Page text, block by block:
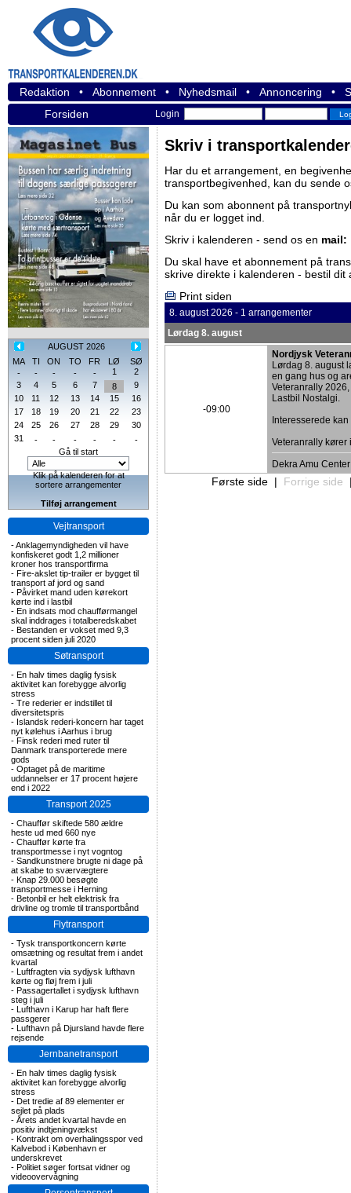
Redaktion • Abonnement • Nyhedsmail • Annoncering •
Forsiden
Login
AUGUST 2026
MA
TI ON TO FR LØ
SØ
-
- - - - 1
2
3
4 5 6 7 8
9
10
11 12 13 14 15
16
17
18 19 20 21 22
23
24
25 26 27 28 29
30
31
- - - - -
-
Gå til start
Klik på kalenderen for at
sortere arrangementer
Tilføj arrangement
Vejtransport
-Anklagemyndigheden vil have
konfiskeret godt 1,2 millioner
kroner hos transportfirma
- Fire-akslet tip-trailer er bygget til
transport af jord og sand
- Påvirket mand uden kørekort
kørte ind i lastbil
- En indsats mod chaufførmangel
skal inddrages i totalberedskabet
- Bestanden er vokset med 9,3
procent siden juli 2020
Søtransport
- En halv times daglig fysisk
aktivitet kan forebygge alvorlig
stress
- Tre rederier er indstillet til
diversitetspris
- Islandsk rederi-koncern har taget
nyt kølehus i Aarhus i brug
- Finsk rederi med ruter til
Danmark transporterede mere
gods
- Optaget på de maritime
uddannelser er 17 procent højere
end i 2022
Transport 2025
- Chauffør skiftede 580 ældre
heste ud med 660 nye
- Chauffør kørte fra
transportmesse i nyt vogntog
- Sandkunstnere brugte ni dage på
at skabe to sværvægtere
- Knap 29.000 besøgte
transportmesse i Herning
- Betonbil er helt elektrisk fra
drivline og tromle til transportbånd
Flytransport
- Tysk transportkoncern kørte
omsætning og resultat frem i andet
kvartal
- Luftfragten via sydjysk lufthavn
kørte og fløj frem i juli
- Passagertallet i sydjysk lufthavn
steg i juli
- Lufthavn i Karup har haft flere
passgerer
- Lufthavn på Djursland havde flere
rejsende
Jernbanetransport
- En halv times daglig fysisk
aktivitet kan forebygge alvorlig
stress
- Det tredie af 89 elementer er
sejlet på plads
- Årets andet kvartal havde en
positiv indtjeningvækst
- Kontrakt om overhalingsspor ved
Kalvebod i København er
underskrevet
- Politiet søger fortsat vidner og
videoovervågning
Skriv i
Har du et arrangement, en
transportbegivenhed, kan du sende
Du kan som abonnent på
når du er logget ind.
Skriv i kalenderen - send os en mail:
Du skal have et abonnement på
skrive direkte i kalenderen - bestil dit
Print siden
8. august 2026 - 1 arrangementer
Lørdag 8. august
-09:00
Nordjysk
Lørdag 8. august
en gang hus og
Veteranrally
Lastbil Nostalgi.
Interesserede
Veteranrally kører
Dekra Amu
Første side | Forrige side